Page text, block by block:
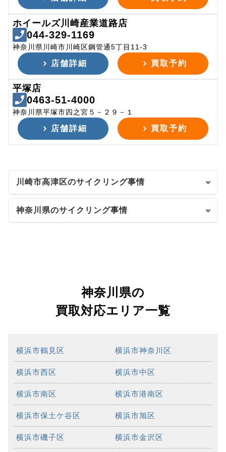
ホイールズ川崎産業道路店
044-329-1169
神奈川県川崎市川崎区鋼管通5丁目11-3
店舗詳細 買取予約
平塚店
0463-51-4000
神奈川県平塚市四之宮５－２９－１
店舗詳細 買取予約
川崎市高津区のサイクリング事情
神奈川県のサイクリング事情
神奈川県の
買取対応エリア一覧
横浜市鶴見区 横浜市神奈川区
横浜市西区 横浜市中区
横浜市南区 横浜市港南区
横浜市保土ケ谷区 横浜市旭区
横浜市磯子区 横浜市金沢区